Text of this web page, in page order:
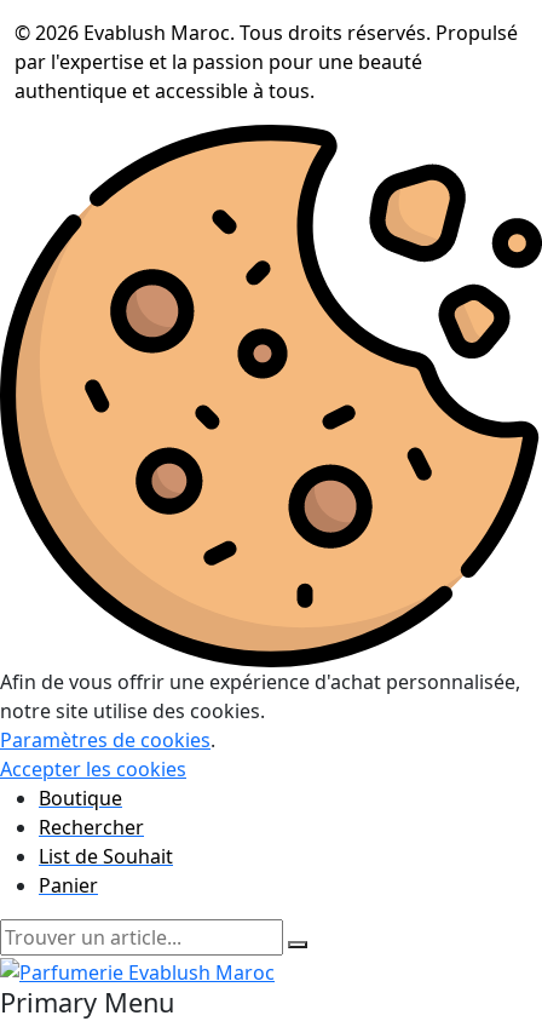
© 2026 Evablush Maroc. Tous droits réservés. Propulsé
par l'expertise et la passion pour une beauté
authentique et accessible à tous.
Afin de vous offrir une expérience d'achat personnalisée,
notre site utilise des cookies.
Paramètres de cookies.
Accepter les cookies
Boutique
Rechercher
List de Souhait
Panier
Primary Menu